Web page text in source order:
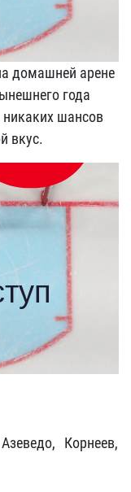
домашней арене
года
шансов
вкус.
Корнеев,